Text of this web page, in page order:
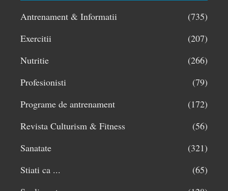
Antrenament & Informatii
(735)
Exercitii
(207)
Nutritie
(266)
Profesionisti
(79)
Programe de antrenament
(172)
Revista Culturism & Fitness
(56)
Sanatate
(321)
Stiati ca ...
(65)